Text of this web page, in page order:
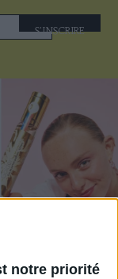
notre priorité
S'INSCRIRE
IN FRANCE À PETIT PRIX